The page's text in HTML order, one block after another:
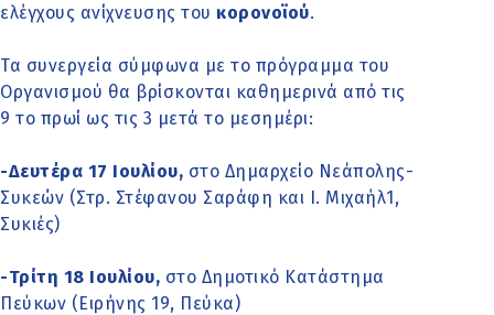
ελέγχους ανίχνευσης του κορονοϊού.
Τα συνεργεία σύμφωνα με το πρόγραμμα του
Οργανισμού θα βρίσκονται καθημερινά από τις
9 το πρωί ως τις 3 μετά το μεσημέρι:
-Δευτέρα 17 Ιουλίου, στο Δημαρχείο Νεάπολης-
Συκεών (Στρ. Στέφανου Σαράφη και Ι. Μιχαήλ1,
Συκιές)
-Τρίτη 18 Ιουλίου, στο Δημοτικό Κατάστημα
Πεύκων (Ειρήνης 19, Πεύκα)